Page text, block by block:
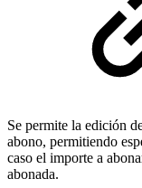
Se permite la edición
abono, permitiendo
caso el importe a
abonada.